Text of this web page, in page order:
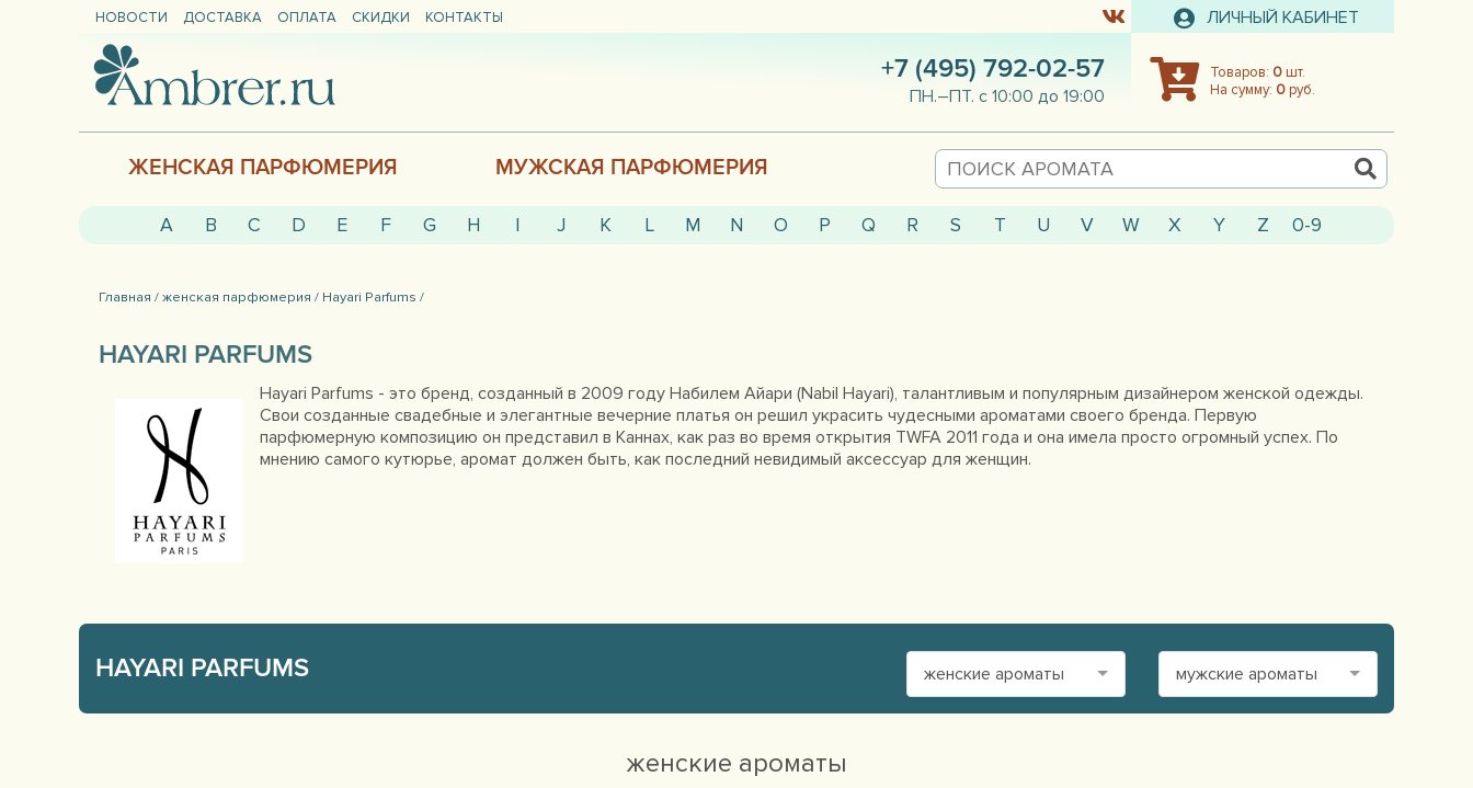
НОВОСТИ ДОСТАВКА ОПЛАТА СКИДКИ КОНТАКТЫ ЛИЧНЫЙ КАБИНЕТ
Товаров: 0шт.
На сумму: 0руб.
+7 (495) 792-02-57
ПН.–ПТ. с 10:00 до 19:00
ЖЕНСКАЯ ПАРФЮМЕРИЯ МУЖСКАЯ ПАРФЮМЕРИЯ
A B C D E F G H I J K L M N O P Q R S T U V W X Y Z 0-9
Главная /женская парфюмерия / Hayari Parfums /
HAYARI PARFUMS
Hayari Parfums - это бренд, созданный в 2009 году Набилем Айари (Nabil Hayari), талантливым и популярным дизайнером женской одежды.
Свои созданные свадебные и элегантные вечерние платья он решил украсить чудесными ароматами своего бренда. Первую
парфюмерную композицию он представил в Каннах, как раз во время открытия TWFA 2011 года и она имела просто огромный успех. По
мнению самого кутюрье, аромат должен быть, как последний невидимый аксессуар для женщин.
HAYARI PARFUMS мужские ароматы
женские ароматы
женские ароматы